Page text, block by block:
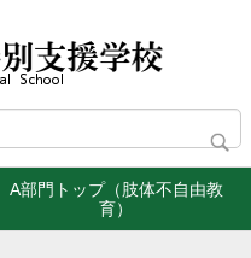
A部門トップ（肢体不自由教
育）